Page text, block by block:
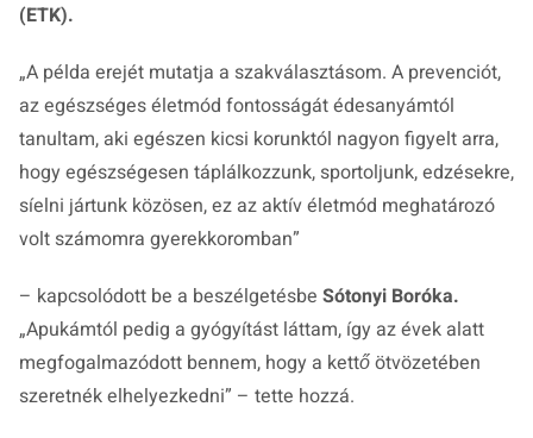
(ETK).
„A példa erejét mutatja a szakválasztásom. A prevenciót,
az egészséges életmód fontosságát édesanyámtól
tanultam, aki egészen kicsi korunktól nagyon figyelt arra,
hogy egészségesen táplálkozzunk, sportoljunk, edzésekre,
síelni jártunk közösen, ez az aktív életmód meghatározó
volt számomra gyerekkoromban”
– kapcsolódott be a beszélgetésbe Sótonyi Boróka.
„Apukámtól pedig a gyógyítást láttam, így az évek alatt
megfogalmazódott bennem, hogy a kettő ötvözetében
szeretnék elhelyezkedni” – tette hozzá.